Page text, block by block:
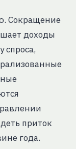
Сокращение
доходы
спроса,
приток
года.